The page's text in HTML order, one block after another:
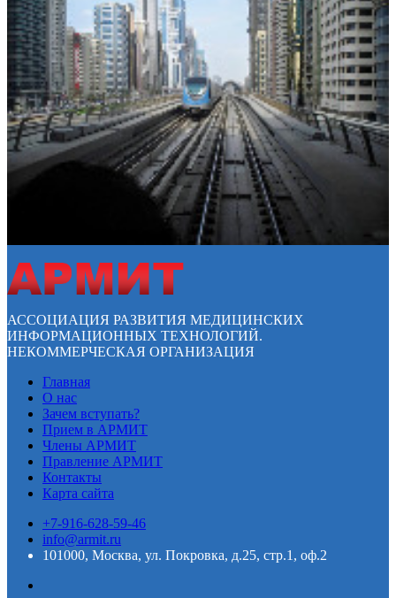
АССОЦИАЦИЯ РАЗВИТИЯ МЕДИЦИНСКИХ
ИНФОРМАЦИОННЫХ ТЕХНОЛОГИЙ.
НЕКОММЕРЧЕСКАЯ ОРГАНИЗАЦИЯ
Главная
О нас
Зачем вступать?
Прием в АРМИТ
Члены АРМИТ
Правление АРМИТ
Контакты
Карта сайта
+7-916-628-59-46
info@armit.ru
101000, Москва, ул. Покровка, д.25, стр.1, оф.2